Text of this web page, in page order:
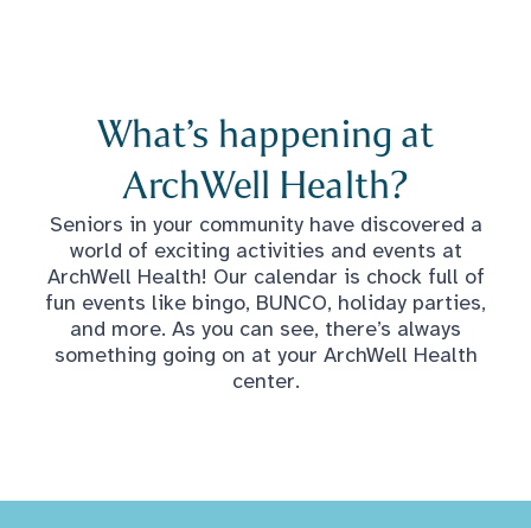
What’s happening at
ArchWell Health?
Seniors in your community have discovered a
world of exciting activities and events at
ArchWell Health! Our calendar is chock full of
fun events like bingo, BUNCO, holiday parties,
and more. As you can see, there’s always
something going on at your ArchWell Health
center.